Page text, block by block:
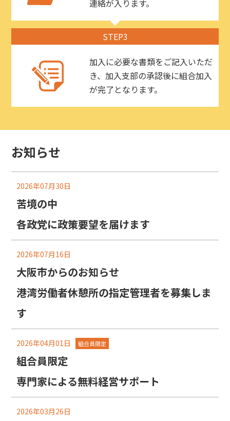
連絡が入ります。
STEP3
加入に必要な書類をご記入いただ
き、加入支部の承認後に組合加入
が完了となります。
お知らせ
2026年07月30日
苦境の中
各政党に政策要望を届けます
2026年07月16日
大阪市からのお知らせ
港湾労働者休憩所の指定管理者を募集しま
す
2026年04月01日 組合員限定
組合員限定
専門家による無料経営サポート
2026年03月26日